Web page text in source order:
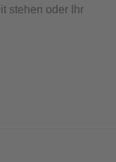
stehen oder Ihr